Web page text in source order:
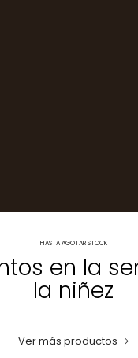
HASTA AGOTAR STOCK
en la
la niñez
Ver más productos